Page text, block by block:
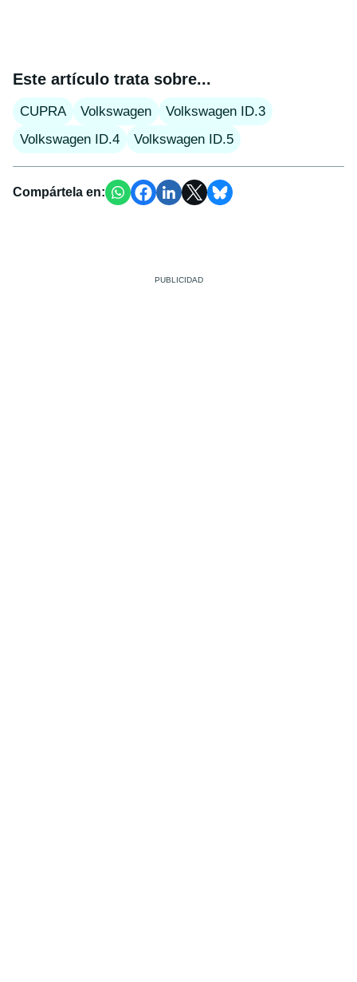
Este artículo trata sobre...
CUPRA Volkswagen
Volkswagen ID.3
Volkswagen ID.4
Volkswagen ID.5
Compártela en: